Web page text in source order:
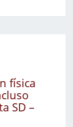
física
SD –